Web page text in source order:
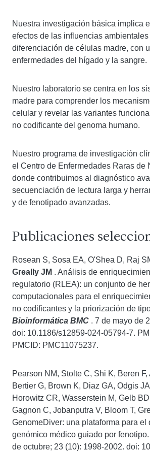
Nuestra investigación básica implica
efectos de las influencias
diferenciación de células madre, con
enfermedades del hígado y la sangre.
Nuestro laboratorio se centra en los
madre para comprender los
celular y revelar las variantes
no codificante del genoma humano.
Nuestro programa de investigación
el Centro de Enfermedades Raras de
donde contribuimos al diagnóstico
secuenciación de lectura larga y
y de fenotipado avanzadas.
Publicaciones
Rosean S, Sosa EA, O'Shea D, Raj
Greally JM . Análisis de
regulatorio (RLEA): un conjunto de
computacionales para el
no codificantes y la priorización de
Bioinformática BMC . 7 de mayo de
doi: 10.1186/s12859-024-05794-7.
PMCID: PMC11075237.
Pearson NM, Stolte C, Shi K, Beren
Bertier G, Brown K, Diaz GA, Odgis
Horowitz CR, Wasserstein M, Gelb
Gagnon C, Jobanputra V, Bloom T,
GenomeDiver: una plataforma para el
genómico médico guiado por
de octubre; 23 (10): 1998-2002. doi: